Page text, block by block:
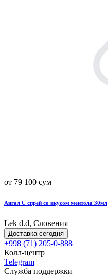
от 79 100 сум
Ангал С спрей со вкусом ментола 30мл
Lek d.d, Словения
Доставка сегодня
+998 (71) 205-0-888
Колл-центр
Telegram
Служба поддержки